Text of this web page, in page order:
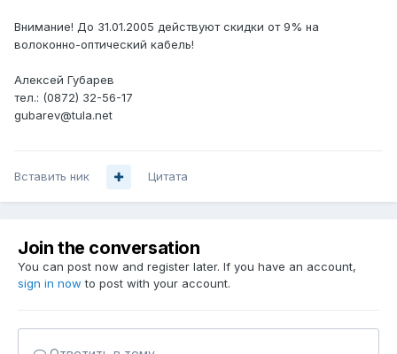
Внимание! До 31.01.2005 действуют скидки от 9% на
волоконно-оптический кабель!
Алексей Губарев
тел.: (0872) 32-56-17
gubarev@tula.net
Вставить ник Цитата
Join the conversation
You can post now and register later. If you have an account,
sign in now to post with your account.